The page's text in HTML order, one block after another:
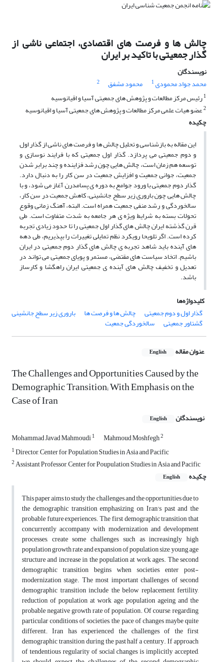
چالش ها و فرصت های اقتصادی، اجتماعی ناشی از
گذار جمعیتی با تاکید بر ایران
نویسندگان
محمد جواد محمودی1 محمود مشفق
2
1رئیس مرکز مطالعات و پژوهش های جمعیتی آسیا و اقیانوسیه
2عضو هیات علمی مرکز مطالعات و پژوهش های جمعیتی آسیا و اقیانوسیه
چکیده
این مقاله به بازشناسی و تحلیل چالش ها و فرصت های ناشی از گذار اول
و دوم جمعیتی می پردازد. گذار اول جمعیتی که با فرایند نوسازی و
توسعه هم زمان است، چالش هایی چون رشد فزاینده و چند برابر شدن
جمعیت، جوانی جمعیت و افزایش جمعیت در سن کار را به دنبال دارد.
گذار دوم جمعیتی با ورود جوامع به دوره ی پسامدرن آغاز می شود، و با
چالش هایی چون باروری زیر سطح جانشینی، کاهش جمعیت در سن کار،
سالخوردگی و رشد منفی جمعیت همراه است. البته، آهنگ زمانی وقوع
تحولات بسته به شرایط ویژه ی هر جامعه به شدت متفاوت است. طی
قرن گذشته ایران چالش های گذار اول جمعیتی را تا حدود زیادی تجربه
کرده است. اگر تلویحا رویکرد نظم تمایلی تغییرات را بپذیریم، طی دهه
های آینده باید شاهد تجربه ی چالش های گذار دوم جمعیتی در ایران
باشیم. اتخاد سیاست های مقتضی، مستمر و پویای جمعیتی می تواند در
تعدیل و تخفیف چالش های آینده ی جمعیتی ایران راهگشا و کارساز
باشد.
کلیدواژه‌ها
گذار اول و دوم جمعیتی
چالش ها و فرصت ها باروری زیر سطح جانشینی
گشتاور جمعیتی سالخوردگی جمعیت
عنوان مقاله English
The Challenges and Opportunities Caused by the
Demographic Transition; With Emphasis on the
Case of Iran
نویسندگان English
Mohammad Javad Mahmoudi1 Mahmoud Moshfegh2
1Director, Center for Population Studies in Asia and Pacific
2Assistant Professor, Center for Poupulation Studies in Asia and Pacific
چکیده
English
This paper aims to study the challenges and the opportunities due to
the demographic transition emphasizing on Iran's past and the
probable future experiences. The first demographic transition that
concurrently accompany with modernization and development
processes, create some challenges such as increasingly high
population growth rate and expansion of population size, young age
structure and increase in the population at work ages. The second
demographic transition begins when societies enter post-
modernization stage. The most important challenges of second
demographic transition include the below replacement fertility,
reduction of population at work age, population ageing and the
probable negative growth rate of population. Of course, regarding
particular conditions of societies, the pace of changes maybe quite
different. Iran has experienced the challenges of the first
demographic transition during the past half a century. If approach
of tendentious regularity of social changes is implicitly accepted,